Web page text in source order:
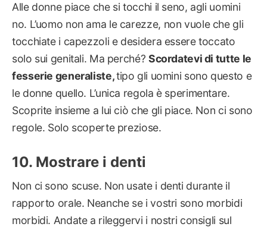
Alle donne piace che si tocchi il seno, agli uomini
no. L’uomo non ama le carezze, non vuole che gli
tocchiate i capezzoli e desidera essere toccato
solo sui genitali. Ma perché? Scordatevi di tutte le
fesserie generaliste,tipo gli uomini sono questo e
le donne quello. L’unica regola è sperimentare.
Scoprite insieme a lui ciò che gli piace. Non ci sono
regole. Solo scoperte preziose.
Mostrare i denti
Non ci sono scuse. Non usate i denti durante il
rapporto orale. Neanche se i vostri sono morbidi
morbidi. Andate a rileggervi i nostri consigli sul